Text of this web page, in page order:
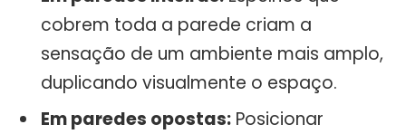
cobrem toda a parede criam a
sensação de um ambiente mais amplo,
duplicando visualmente o espaço.
Em paredes opostas: Posicionar